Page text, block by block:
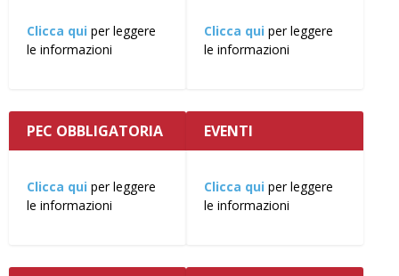
Clicca qui per leggere
le informazioni
Clicca qui per leggere
le informazioni
PEC OBBLIGATORIA
Clicca qui per leggere
le informazioni
EVENTI
Clicca qui per leggere
le informazioni